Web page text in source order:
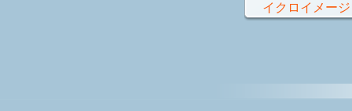
イクロイメー